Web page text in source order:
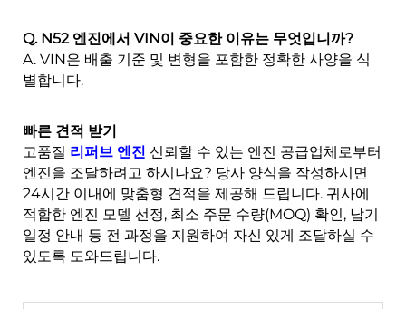
Q. N52 엔진에서 VIN이 중요한 이유는 무엇입니까?
A. VIN은 배출 기준 및 변형을 포함한 정확한 사양을 식
별합니다.
빠른 견적 받기
고품질 리퍼브 엔진 신뢰할 수 있는 엔진 공급업체로부터
엔진을 조달하려고 하시나요? 당사 양식을 작성하시면
24시간 이내에 맞춤형 견적을 제공해 드립니다. 귀사에
적합한 엔진 모델 선정, 최소 주문 수량(MOQ) 확인, 납기
일정 안내 등 전 과정을 지원하여 자신 있게 조달하실 수
있도록 도와드립니다.